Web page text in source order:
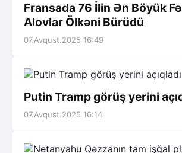
Fransada 76 İlin Ən Böyük
Alovlar Ölkəni Bürüdü
07.Avqust.2025 16:49
Putin Tramp görüş yerini
07.Avqust.2025 16:14